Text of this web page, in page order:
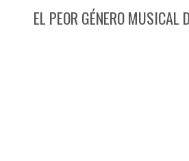
EL PEOR GÉNERO MUSICAL